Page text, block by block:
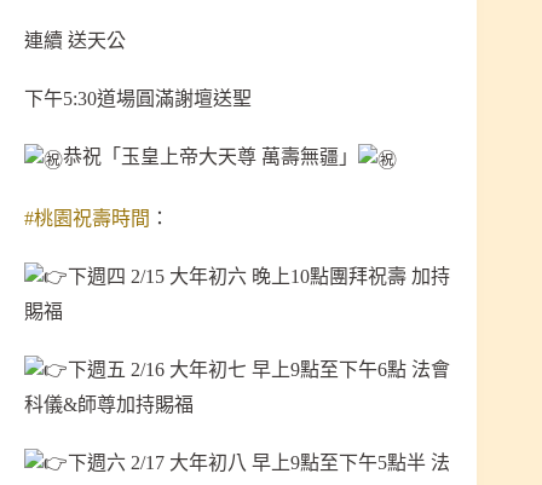
連續 送天公
下午5:30道場圓滿謝壇送聖
恭祝「玉皇上帝大天尊 萬壽無疆」
#桃園祝壽時間 ：
下週四 2/15 大年初六 晚上10點團拜祝壽 加持
賜福
下週五 2/16 大年初七 早上9點至下午6點 法會
科儀&師尊加持賜福
下週六 2/17 大年初八 早上9點至下午5點半 法